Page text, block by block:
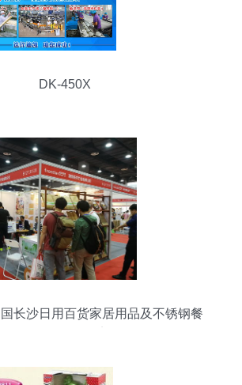
DK-450X
长沙日用百货家居用品及不锈钢餐